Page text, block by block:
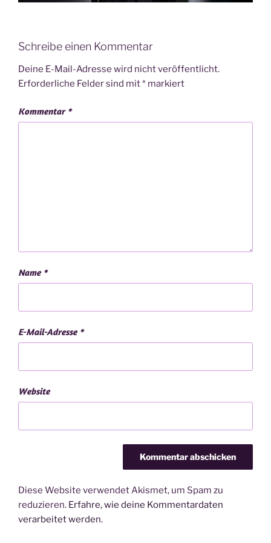
Schreibe einen Kommentar
Deine E-Mail-Adresse wird nicht veröffentlicht.
Erforderliche Felder sind mit* markiert
Kommentar *
Name *
E-Mail-Adresse *
Website
Diese Website verwendet Akismet, um Spam zu
reduzieren. Erfahre, wie deine Kommentardaten
verarbeitet werden.